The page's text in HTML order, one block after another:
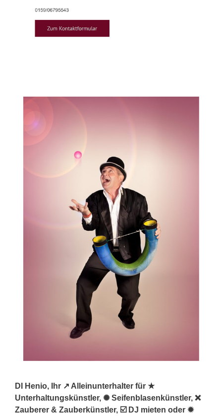
DI Henio, Ihr ↗️ Alleinunterhalter für ★
Unterhaltungskünstler, ✺ Seifenblasenkünstler, ❌
Zauberer & Zauberkünstler, ☑️ DJ mieten oder ✹